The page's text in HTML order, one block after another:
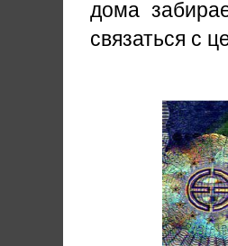
дома
связаться с